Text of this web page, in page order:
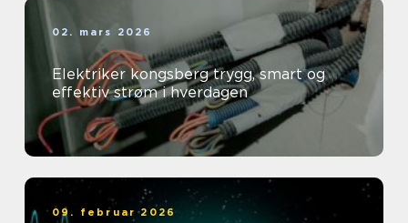
02. mars 2026
Elektriker kongsberg trygg, smart og
effektiv strøm i hverdagen
09. februar 2026